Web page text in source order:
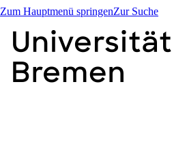
Zum Hauptmenü springenZur Suche